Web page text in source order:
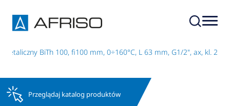
BiTh 100, fi100 mm, 0÷160°C, L 63 mm, G1/2", ax, kl. 2
Przeglądaj katalog produktów